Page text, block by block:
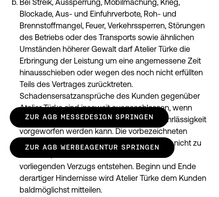
ZUR AGB MESSEDESIGN SPRINGEN
ZUR AGB WERBEAGENTUR SPRINGEN
Bei Streik, Aussperrung, Mobilmachung, Krieg,
Blockade, Aus- und Einfuhrverbote, Roh- und
Brennstoffmangel, Feuer, Verkehrssperren, Störungen
des Betriebs oder des Transports sowie ähnlichen
Umständen höherer Gewalt darf Atelier Türke die
Erbringung der Leistung um eine angemessene Zeit
hinausschieben oder wegen des noch nicht erfüllten
Teils des Vertrages zurücktreten.
Schadensersatzansprüche des Kunden gegenüber
Atelier Türke sind insoweit ausgeschlossen, wenn
Atelier Türke weder Vorsatz noch grobe Fahrlässigkeit
vorgeworfen werden kann. Die vorbezeichneten
Umstände sind von Atelier Türke auch dann nicht zu
vorliegenden Verzugs entstehen. Beginn und Ende
derartiger Hindernisse wird Atelier Türke dem Kunden
baldmöglichst mitteilen.